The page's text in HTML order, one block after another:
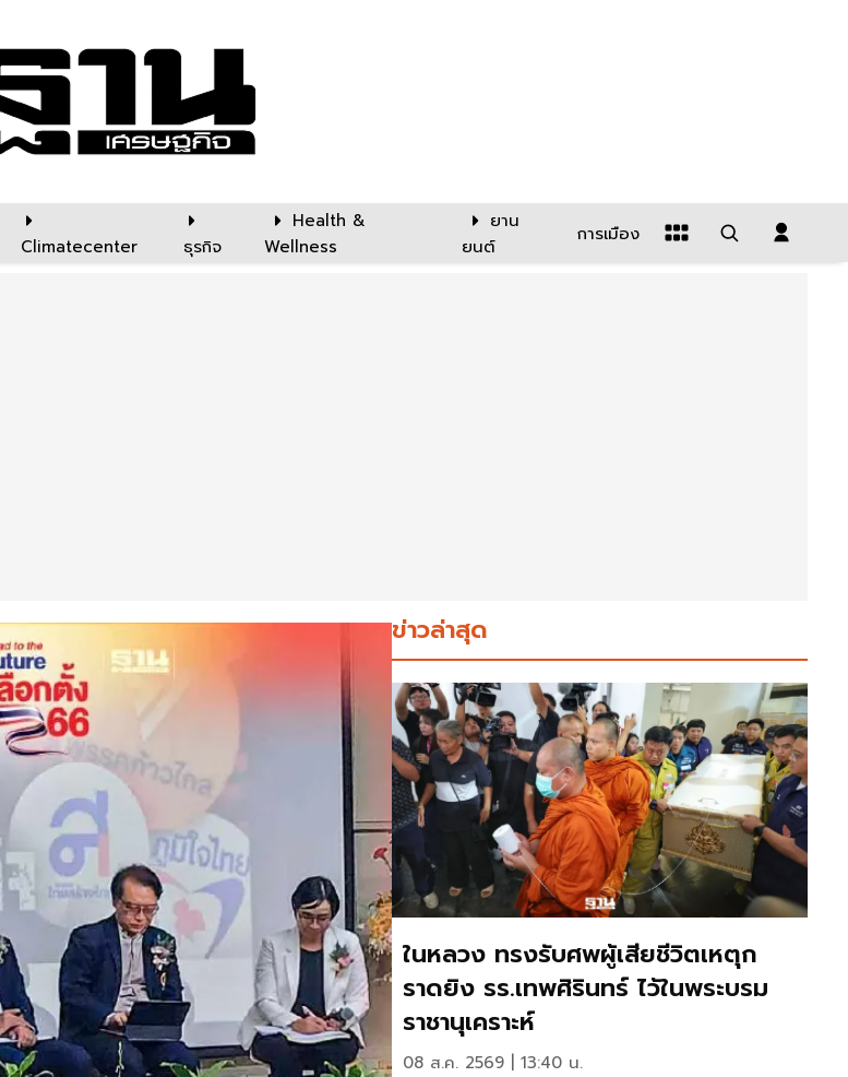
Climatecenter ธุรกิจ
Health &
Wellness
ยาน
ยนต์
การเมือง
ข่าวล่าสุด
ในหลวง ทรงรับศพผู้เสียชีวิตเหตุก
ราดยิง รร.เทพศิรินทร์ ไว้ในพระบรม
ราชานุเคราะห์
08 ส.ค. 2569 | 13:40 น.